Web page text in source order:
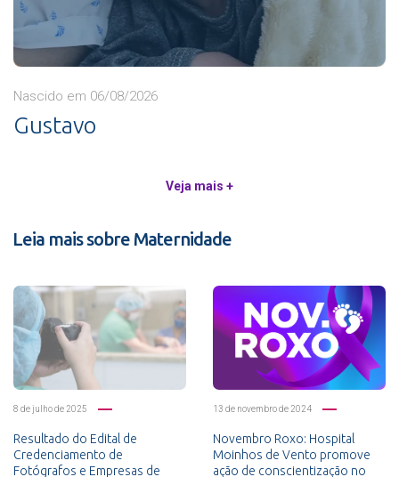
Nascido em 06/08/2026
Gustavo
Veja mais +
Leia mais sobre Maternidade
8 de julho de 2025
Resultado do Edital de
Credenciamento de
Fotógrafos e Empresas de
13 de novembro de 2024
Novembro Roxo: Hospital
Moinhos de Vento promove
ação de conscientização no